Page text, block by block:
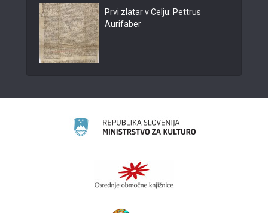
Prvi zlatar v Celju: Pettrus
Aurifaber